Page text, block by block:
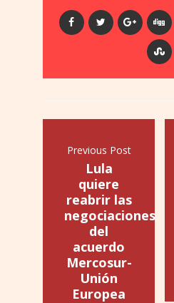
Previous Post
Lula
quiere
reabrir las
negociaciones
del
acuerdo
Mercosur-
Unión
Europea